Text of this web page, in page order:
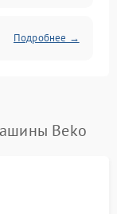
Подробнее →
Подробнее →
Beko